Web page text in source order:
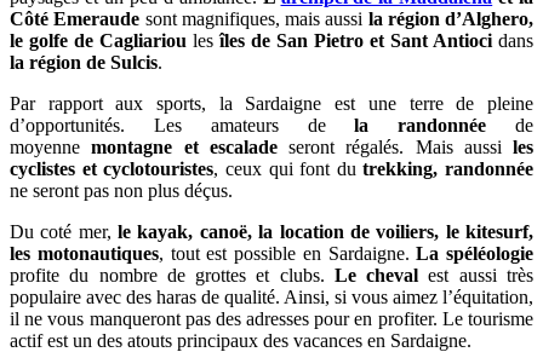
Côté Emeraude sont magnifiques, mais aussi la région d’Alghero,
le golfe de Cagliariou les îles de San Pietro et Sant Antioci dans
la région de Sulcis.
Par rapport aux sports, la Sardaigne est une terre de pleine
d’opportunités. Les amateurs dela randonnée de
moyennemontagne et escaladeseront régalés. Mais aussi les
cyclistes et cyclotouristes, ceux qui font dutrekking, randonnée
ne seront pas non plus déçus.
Du coté mer, le kayak, canoë, la location de voiliers, le kitesurf,
les motonautiques, tout est possible en Sardaigne.La spéléologie
profite du nombre de grottes et clubs. Le cheval est aussi très
populaire avec des haras de qualité. Ainsi, si vous aimez l’équitation,
il ne vous manqueront pas des adresses pour en profiter. Le tourisme
actif est un des atouts principaux des vacances en Sardaigne.